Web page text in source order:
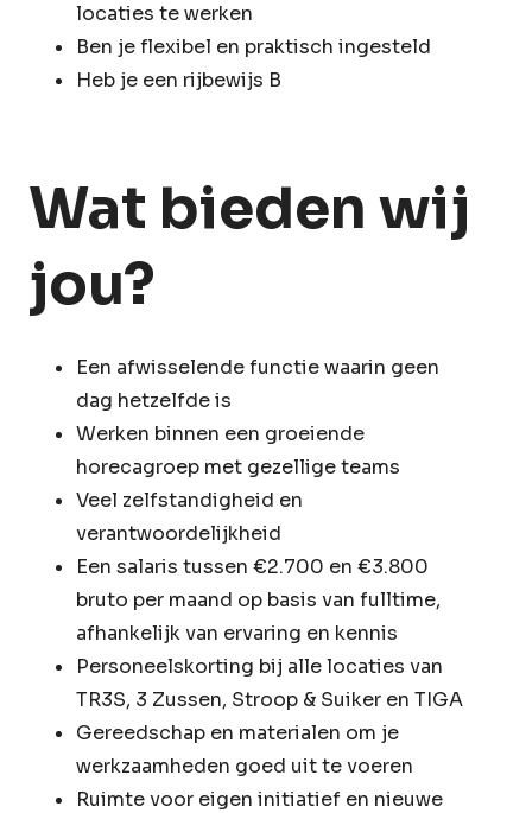
locaties te werken
Ben je flexibel en praktisch ingesteld
Heb je een rijbewijs B
Wat bieden wij
jou?
Een afwisselende functie waarin geen
dag hetzelfde is
Werken binnen een groeiende
horecagroep met gezellige teams
Veel zelfstandigheid en
verantwoordelijkheid
Een salaris tussen €2.700 en €3.800
bruto per maand op basis van fulltime,
afhankelijk van ervaring en kennis
Personeelskorting bij alle locaties van
TR3S, 3 Zussen, Stroop & Suiker en TIGA
Gereedschap en materialen om je
werkzaamheden goed uit te voeren
Ruimte voor eigen initiatief en nieuwe